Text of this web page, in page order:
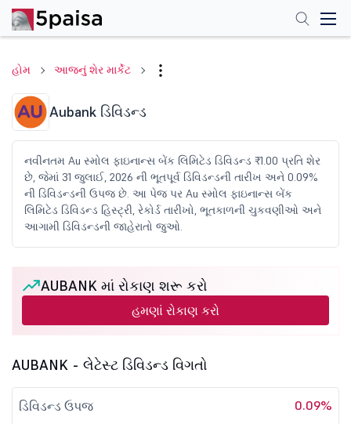
હોમ આજનું શેર માર્કેટ
Aubank ડિવિડન્ડ
નવીનતમ Au સ્મોલ ફાઇનાન્સ બેંક લિમિટેડ ડિવિડન્ડ ₹1.00 પ્રતિ શેર
છે, જેમાં 31 જુલાઈ, 2026 ની ભૂતપૂર્વ ડિવિડન્ડની તારીખ અને 0.09%
ની ડિવિડન્ડની ઉપજ છે. આ પેજ પર Au સ્મોલ ફાઇનાન્સ બેંક
લિમિટેડ ડિવિડન્ડ હિસ્ટ્રી, રેકોર્ડ તારીખો, ભૂતકાળની ચુકવણીઓ અને
આગામી ડિવિડન્ડની જાહેરાતો જુઓ.
AUBANK માં રોકાણ શરૂ કરો
હમણાં રોકાણ કરો
AUBANK - લેટેસ્ટ ડિવિડન્ડ વિગતો
ડિવિડન્ડ ઉપજ 0.09%